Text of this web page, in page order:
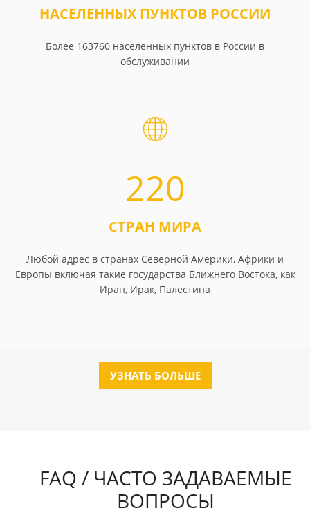
НАСЕЛЕННЫХ ПУНКТОВ РОССИИ
Более 163760 населенных пунктов в России в
обслуживании
220
СТРАН МИРА
Любой адрес в странах Северной Америки, Африки и
Европы включая такие государства Ближнего Востока, как
Иран, Ирак, Палестина
УЗНАТЬ БОЛЬШЕ
FAQ / ЧАСТО ЗАДАВАЕМЫЕ
ВОПРОСЫ